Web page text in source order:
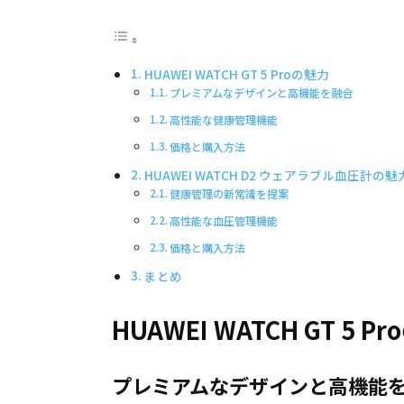
HUAWEI WATCH GT 5 Proの魅力
プレミアムなデザインと高機能を融合
高性能な健康管理機能
価格と購入方法
HUAWEI WATCH D2 ウェアラブル血圧計の魅
健康管理の新常識を提案
高性能な血圧管理機能
価格と購入方法
まとめ
HUAWEI WATCH GT 5
プレミアムなデザインと高機能